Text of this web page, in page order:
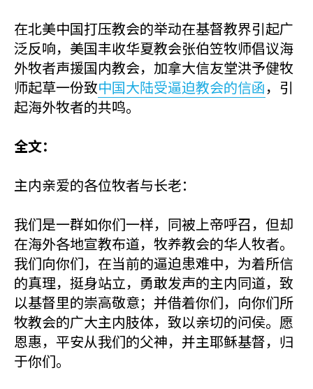
在北美中国打压教会的举动在基督教界引起广
泛反响，美国丰收华夏教会张伯笠牧师倡议海
外牧者声援国内教会，加拿大信友堂洪予健牧
师起草一份致中国大陆受逼迫教会的信函，引
起海外牧者的共鸣。
全文：
主内亲爱的各位牧者与长老：
我们是一群如你们一样，同被上帝呼召，但却
在海外各地宣教布道，牧养教会的华人牧者。
我们向你们，在当前的逼迫患难中，为着所信
的真理，挺身站立，勇敢发声的主内同道，致
以基督里的崇高敬意；并借着你们，向你们所
牧教会的广大主内肢体，致以亲切的问侯。愿
恩惠，平安从我们的父神，并主耶稣基督，归
于你们。